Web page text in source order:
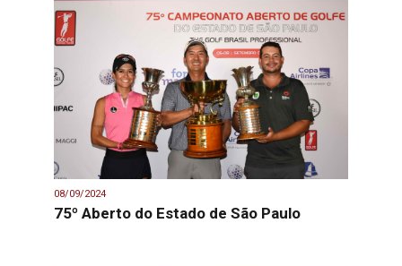
08/09/2024
75º Aberto do Estado de São Paulo